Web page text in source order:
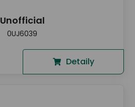
Unofficial
0UJ6039
Detaily